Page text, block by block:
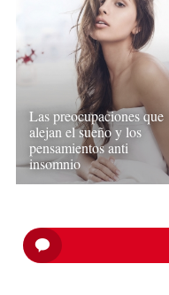
Las preocupaciones que
alejan el sueño y los
pensamientos anti
insomnio